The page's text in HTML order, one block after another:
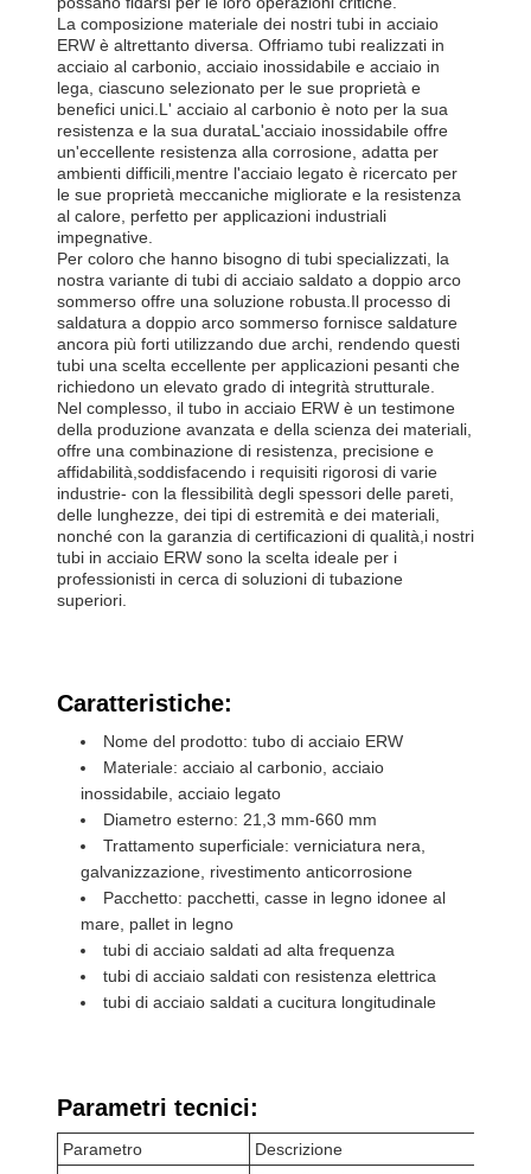
La composizione materiale dei nostri tubi in acciaio
ERW è altrettanto diversa. Offriamo tubi realizzati in
acciaio al carbonio, acciaio inossidabile e acciaio in
lega, ciascuno selezionato per le sue proprietà e
benefici unici.L' acciaio al carbonio è noto per la sua
resistenza e la sua durataL'acciaio inossidabile offre
un'eccellente resistenza alla corrosione, adatta per
ambienti difficili,mentre l'acciaio legato è ricercato per
le sue proprietà meccaniche migliorate e la resistenza
al calore, perfetto per applicazioni industriali
impegnative.
Per coloro che hanno bisogno di tubi specializzati, la
nostra variante di tubi di acciaio saldato a doppio arco
sommerso offre una soluzione robusta.Il processo di
saldatura a doppio arco sommerso fornisce saldature
ancora più forti utilizzando due archi, rendendo questi
tubi una scelta eccellente per applicazioni pesanti che
richiedono un elevato grado di integrità strutturale.
Nel complesso, il tubo in acciaio ERW è un testimone
della produzione avanzata e della scienza dei materiali,
offre una combinazione di resistenza, precisione e
affidabilità,soddisfacendo i requisiti rigorosi di varie
industrie- con la flessibilità degli spessori delle pareti,
delle lunghezze, dei tipi di estremità e dei materiali,
nonché con la garanzia di certificazioni di qualità,i nostri
tubi in acciaio ERW sono la scelta ideale per i
professionisti in cerca di soluzioni di tubazione
superiori.
Caratteristiche:
Nome del prodotto: tubo di acciaio ERW
Materiale: acciaio al carbonio, acciaio
inossidabile, acciaio legato
Diametro esterno: 21,3 mm-660 mm
Trattamento superficiale: verniciatura nera,
galvanizzazione, rivestimento anticorrosione
Pacchetto: pacchetti, casse in legno idonee al
mare, pallet in legno
tubi di acciaio saldati ad alta frequenza
tubi di acciaio saldati con resistenza elettrica
tubi di acciaio saldati a cucitura longitudinale
Parametri tecnici:
Parametro
Descrizione